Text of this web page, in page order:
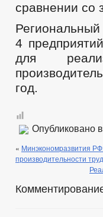
сравнении со
4
для
год.
Опубликовано
« Минэкономразвития
производительности